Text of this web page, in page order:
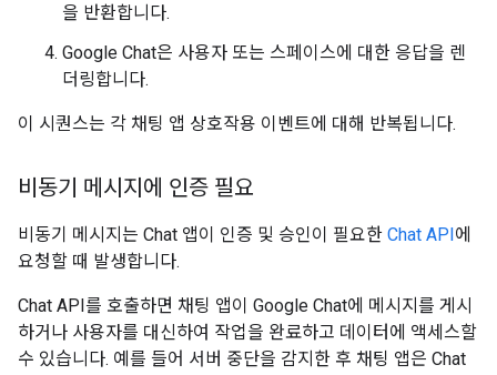
을 반환합니다.
Google Chat은 사용자 또는 스페이스에 대한 응답을 렌
더링합니다.
이 시퀀스는 각 채팅 앱 상호작용 이벤트에 대해 반복됩니다.
비동기 메시지에 인증 필요
비동기 메시지는 Chat 앱이 인증 및 승인이 필요한 Chat API에
요청할 때 발생합니다.
Chat API를 호출하면 채팅 앱이 Google Chat에 메시지를 게시
하거나 사용자를 대신하여 작업을 완료하고 데이터에 액세스할
수 있습니다. 예를 들어 서버 중단을 감지한 후 채팅 앱은 Chat